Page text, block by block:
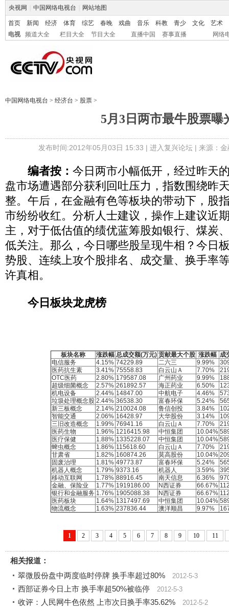
央视网 中国网络电视台 网站地图
首页 新闻 经济 体育 综艺 春晚 戏曲 音乐 科教 青少 文化
艺术
电视
频道大全 栏目大全 节目大全 直播中国 赛事直播 网络
中国网络电视台 > 经济台 > 股票 >
5月3日两市最牛股票曝
发布时间:2012年05月03日 15:33 | 进入复兴论坛| 来源：
编者按： 今日两市小幅低开，经过昨天
盘市场遭遇部分获利回吐压力，指数围绕昨
整。午后，在金融有色等板块的带动下，股
市纷纷收红。分析人士建议，操作上建议近
主，对于低估值的绩优蓝筹股如银行、煤炭
低关注。那么，今日哪些股呈现牛相？今日
势股、连续上攻个股排名、成交量、换手率
许真相。
今日板块龙虎榜
板块名称 涨跌幅 总成交额(万元) 贡献最大个股 涨跌幅 成
电信服务
4.15% 74229.89 二六三 9.99%
医药抗生素
3.41% 75558.83 白云山Ａ 7.70%
OTC医药
2.80% 179587.08 广州药业 9.99%
超级细菌概念
2.57% 261892.57 海正药业 6.50%
机电设备
2.44% 14847.00 中航电子 4.46%
垃圾处理概念股 2.44% 36538.30 富春环保 5.24%
新三板概念
2.14% 210024.08 鲁信创投 3.84%
智能交通
2.06% 16428.97 大华股份 3.14%
三旧改造概念
1.99% 76941.16 白云山Ａ 7.70%
医药生物
1.96% 1216415.98 中恒集团 10.04%
医疗保健
1.88% 1335228.07 中恒集团 10.04%
蜱虫概念
1.86% 115618.60 白云山Ａ 7.70%
甘肃省
1.82% 160874.26 莫高股份 10.04%
固废治理
1.81% 49773.87 富春环保 5.24%
机器人概念
1.79% 9373.16 机器人 3.59%
移动互联网
1.78% 88916.45 南天信息 6.36%
金融、保险业
1.77% 1919186.00 N西证券 66.67%
银行和金融服务 1.76% 1905088.38 N西证券 66.67%
医药板块
1.64% 1317497.69 中恒集团 10.04%
物流概念
1.63% 237836.44 澳洋顺昌 9.97%
1 2 3 4 5 6 7 8 9 10 11
相关报道：
翠微股份盘中两度临时停牌 换手率超过80%
2012-5-3
西部证券今日上市 换手率超50%被临停 2012-5-3
收评：人民网牛色依然 上市次日换手率35.62% 2012-5-2